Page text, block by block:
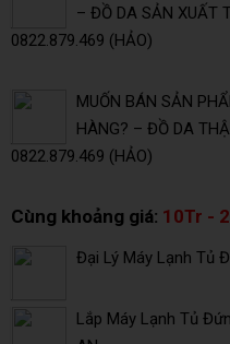
– ĐỒ DA SẢN XUẤT
0822.879.469 (HẢO)
MUỐN BÁN SẢN
HÀNG? – ĐỒ DA
0822.879.469 (HẢO)
Cùng khoảng giá: 10Tr -
Đại Lý Máy Lạnh Tủ
Lắp Máy Lạnh Tủ